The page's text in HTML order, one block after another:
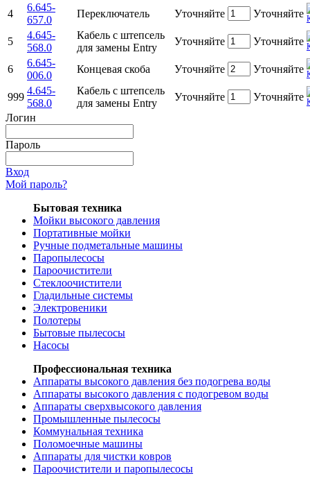
4
6.645-
657.0
Переключатель Уточняйте Уточняйте
5
4.645-
568.0
Кабель с штепсель
для замены Entry
Уточняйте Уточняйте
6
6.645-
006.0
Концевая скоба Уточняйте Уточняйте
999
4.645-
568.0
Кабель с штепсель
для замены Entry
Уточняйте
Уточняйте
Логин
Пароль
Вход
Мой пароль?
Бытовая техника
Мойки высокого давления
Портативные мойки
Ручные подметальные машины
Паропылесосы
Пароочистители
Стеклоочистители
Гладильные системы
Электровеники
Полотеры
Бытовые пылесосы
Насосы
Профессиональная техника
Аппараты высокого давления без подогрева воды
Аппараты высокого давления с подогревом воды
Аппараты сверхвысокого давления
Промышленные пылесосы
Коммунальная техника
Поломоечные машины
Аппараты для чистки ковров
Пароочистители и паропылесосы